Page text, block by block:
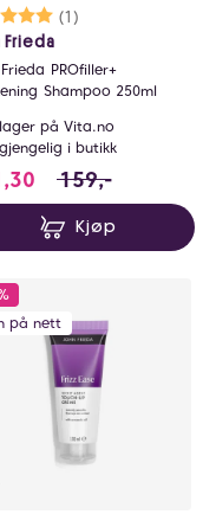
du sparer 47.7
Karakter:
(1)
5.0 av 5 mulige
Frieda
PROfiller+
Shampoo 250ml
på Vita.no
i butikk
111.3 i stedet for
159,-
Kjøp
på nett